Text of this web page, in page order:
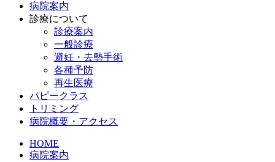
病院案内
診療について
診療案内
一般診療
避妊・去勢手術
各種予防
再生医療
パピークラス
トリミング
病院概要・アクセス
HOME
病院案内